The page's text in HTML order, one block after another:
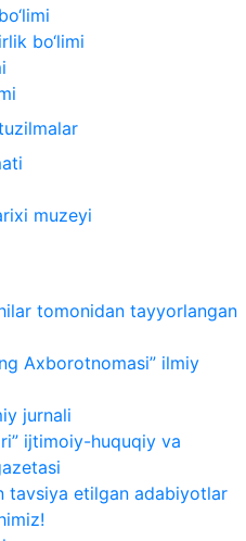
bo‘limi
muzeyi
tomonidan tayyorlangan
Axborotnomasi” ilmiy
jurnali
ijtimoiy-huquqiy va
tavsiya etilgan adabiyotlar